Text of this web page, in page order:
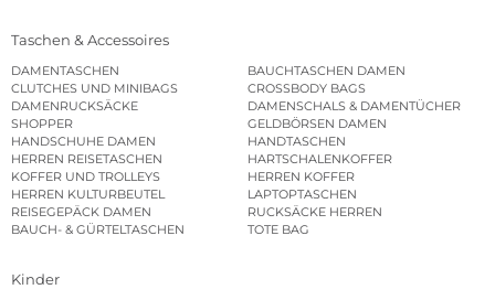
Taschen & Accessoires
DAMENTASCHEN
BAUCHTASCHEN DAMEN
CLUTCHES UND MINIBAGS
CROSSBODY BAGS
DAMENRUCKSÄCKE
DAMENSCHALS & DAMENTÜCHER
SHOPPER
GELDBÖRSEN DAMEN
HANDSCHUHE DAMEN
HANDTASCHEN
HERREN REISETASCHEN
HARTSCHALENKOFFER
KOFFER UND TROLLEYS
HERREN KOFFER
HERREN KULTURBEUTEL
LAPTOPTASCHEN
REISEGEPÄCK DAMEN
RUCKSÄCKE HERREN
BAUCH- & GÜRTELTASCHEN
TOTE BAG
Kinder